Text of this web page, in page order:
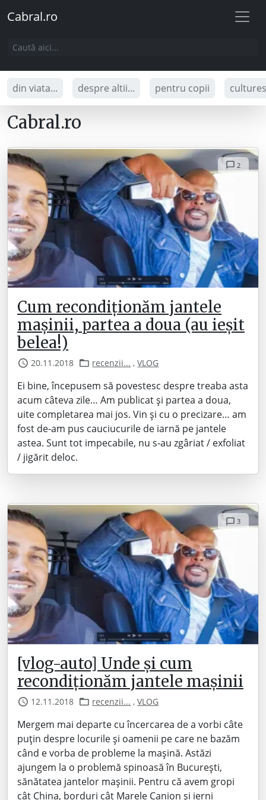
Cabral.ro
din viata... despre altii... pentru copii
Cabral.ro
2
Cum recondiționăm jantele
mașinii, partea a doua (au ieșit
belea!)
20.11.2018 recenzii... ,VLOG
Ei bine, începusem să povestesc despre treaba asta
acum câteva zile… Am publicat și partea a doua,
uite completarea mai jos. Vin și cu o precizare… am
fost de-am pus cauciucurile de iarnă pe jantele
astea. Sunt tot impecabile, nu s-au zgâriat / exfoliat
/ jigărit deloc.
3
[vlog-auto] Unde și cum
recondiționăm jantele mașinii
12.11.2018 recenzii... ,VLOG
Mergem mai departe cu încercarea de a vorbi câte
puțin despre locurile și oamenii pe care ne bazăm
când e vorba de probleme la mașină. Astăzi
ajungem la o problemă spinoasă în București,
sănătatea jantelor mașinii. Pentru că avem gropi
cât China, borduri cât Marele Canion și ierni